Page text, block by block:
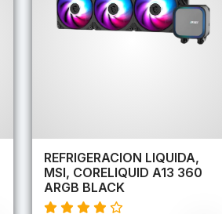
REFRIGERACION LIQUIDA,
MSI, CORELIQUID A13 360
ARGB BLACK